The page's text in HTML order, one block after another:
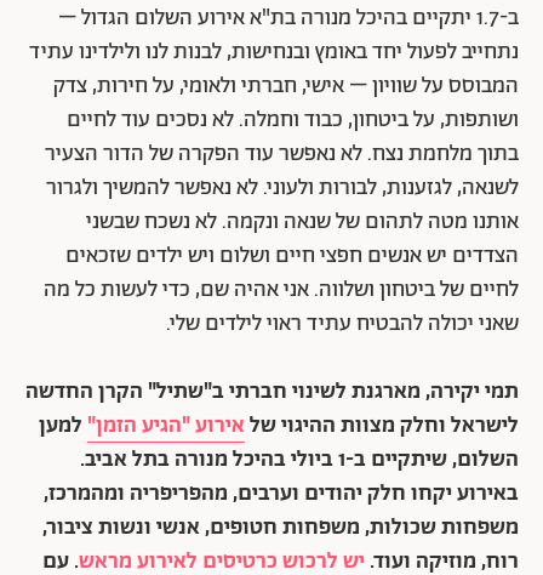
ב-1.7 יתקיים בהיכל מנורה בת"א אירוע השלום הגדול –
נתחייב לפעול יחד באומץ ובנחישות, לבנות לנו ולילדינו עתיד
המבוסס על שוויון – אישי, חברתי ולאומי, על חירות, צדק
ושותפות, על ביטחון, כבוד וחמלה. לא נסכים עוד לחיים
בתוך מלחמת נצח. לא נאפשר עוד הפקרה של הדור הצעיר
לשנאה, לגזענות, לבורות ולעוני. לא נאפשר להמשיך ולגרור
אותנו מטה לתהום של שנאה ונקמה. לא נשכח שבשני
הצדדים יש אנשים חפצי חיים ושלום ויש ילדים שזכאים
לחיים של ביטחון ושלווה. אני אהיה שם, כדי לעשות כל מה
שאני יכולה להבטיח עתיד ראוי לילדים שלי.
תמי יקירה, מארגנת לשינוי חברתי ב"שתיל" הקרן החדשה
לישראל וחלק מצוות ההיגוי שלאירוע "הגיע הזמן" למען
השלום, שיתקיים ב-1 ביולי בהיכל מנורה בתל אביב.
באירוע יקחו חלק יהודים וערבים, מהפריפריה ומהמרכז,
משפחות שכולות, משפחות חטופים, אנשי ונשות ציבור,
רוח, מוזיקה ועוד. יש לרכוש כרטיסים לאירוע מראש. עם